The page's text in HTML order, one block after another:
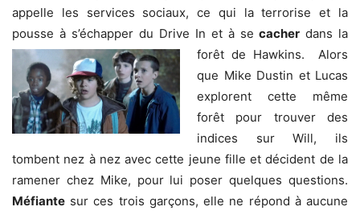
appelle les services sociaux, ce qui la terrorise et la
pousse à s’échapper du Drive In et à se cacher dans la
forêt de Hawkins. Alors
que Mike Dustin et Lucas
explorent cette même
forêt pour trouver des
indices sur Will, ils
tombent nez à nez avec cette jeune fille et décident de la
ramener chez Mike, pour lui poser quelques questions.
Méfiante sur ces trois garçons, elle ne répond à aucune